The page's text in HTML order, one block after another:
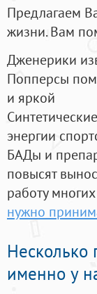
Предлагаем
жизни. Вам
Дженерики
Попперсы
и яркой
энергии
БАДы и
повысят
работу
нужно
Несколько
именно у